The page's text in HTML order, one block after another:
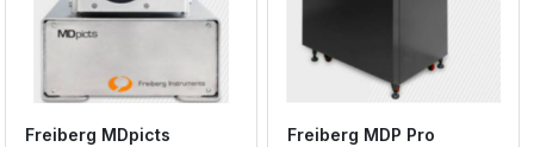
Freiberg MDpicts Freiberg MDP Pro